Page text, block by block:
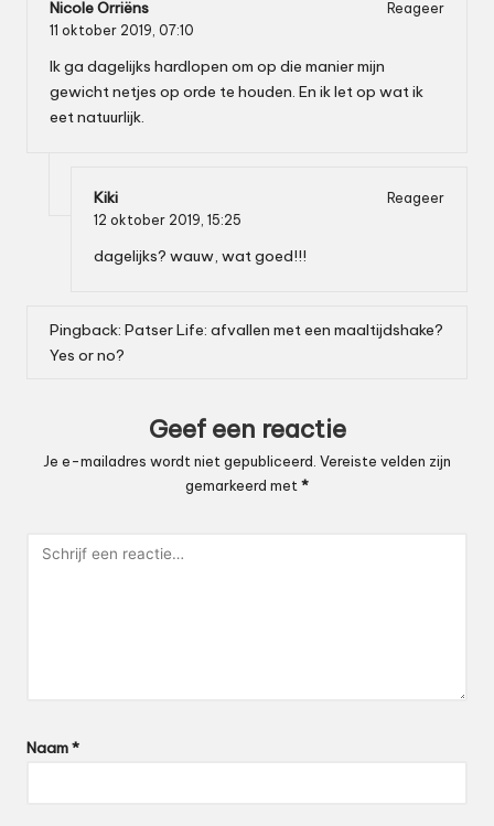
Nicole Orriëns
Reageer
11 oktober 2019, 07:10
Ik ga dagelijks hardlopen om op die manier mijn
gewicht netjes op orde te houden. En ik let op wat ik
eet natuurlijk.
Kiki
Reageer
12 oktober 2019, 15:25
dagelijks? wauw, wat goed!!!
Pingback: Patser Life: afvallen met een maaltijdshake?
Yes or no?
Geef een reactie
Je e-mailadres wordt niet gepubliceerd. Vereiste velden zijn
gemarkeerd met *
Naam*